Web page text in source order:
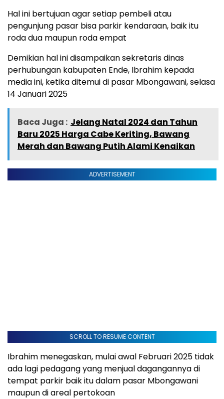
Hal ini bertujuan agar setiap pembeli atau
pengunjung pasar bisa parkir kendaraan, baik itu
roda dua maupun roda empat
Demikian hal ini disampaikan sekretaris dinas
perhubungan kabupaten Ende, Ibrahim kepada
media ini, ketika ditemui di pasar Mbongawani, selasa
14 Januari 2025
Baca Juga : Jelang Natal 2024 dan Tahun
Baru 2025 Harga Cabe Keriting, Bawang
Merah dan Bawang Putih Alami Kenaikan
ADVERTISEMENT
SCROLL TO RESUME CONTENT
Ibrahim menegaskan, mulai awal Februari 2025 tidak
ada lagi pedagang yang menjual dagangannya di
tempat parkir baik itu dalam pasar Mbongawani
maupun di areal pertokoan